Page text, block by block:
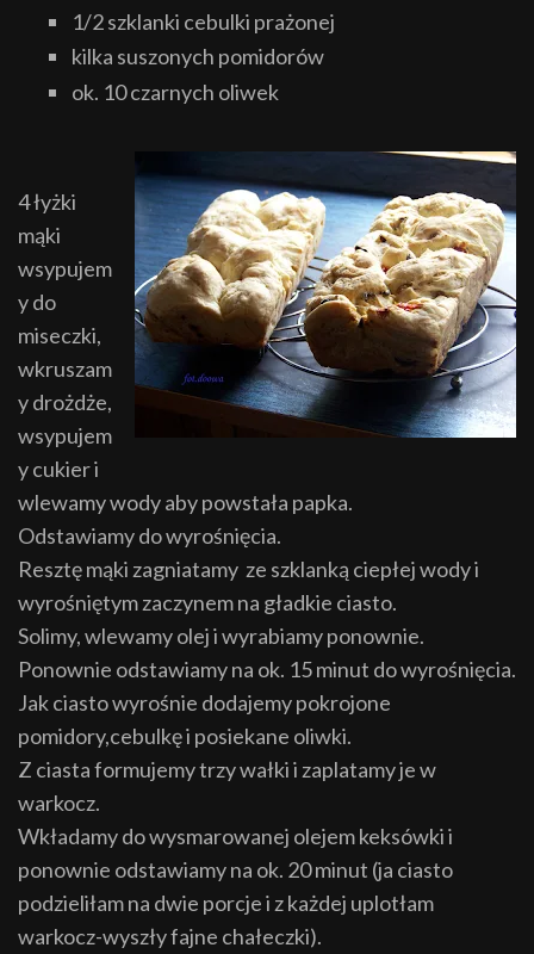
1/2 szklanki cebulki prażonej
kilka suszonych pomidorów
ok. 10 czarnych oliwek
4 łyżki
mąki
wsypujem
y do
miseczki,
wkruszam
y drożdże,
wsypujem
y cukier i
wlewamy wody aby powstała papka.
Odstawiamy do wyrośnięcia.
Resztę mąki zagniatamy ze szklanką ciepłej wody i
wyrośniętym zaczynem na gładkie ciasto.
Solimy, wlewamy olej i wyrabiamy ponownie.
Ponownie odstawiamy na ok. 15 minut do wyrośnięcia.
Jak ciasto wyrośnie dodajemy pokrojone
pomidory,cebulkę i posiekane oliwki.
Z ciasta formujemy trzy wałki i zaplatamy je w
warkocz.
Wkładamy do wysmarowanej olejem keksówki i
ponownie odstawiamy na ok. 20 minut (ja ciasto
podzieliłam na dwie porcje i z każdej uplotłam
warkocz-wyszły fajne chałeczki).